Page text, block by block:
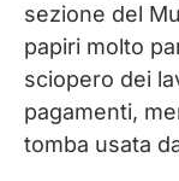
sezione del
papiri molto
sciopero dei
pagamenti,
tomba usata